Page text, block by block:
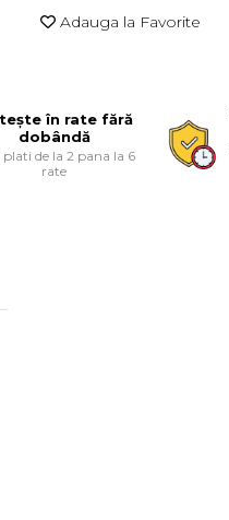
Adauga la Favorite
în rate fără
dobândă
de la 2 pana la 6
rate